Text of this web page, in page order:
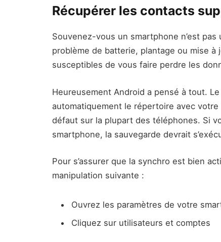
Récupérer les contacts
Souvenez-vous un smartphone n’est
problème de batterie, plantage ou mise
susceptibles de vous faire perdre les
Heureusement Android a pensé à tout.
automatiquement le répertoire avec
défaut sur la plupart des téléphones. Si
smartphone, la sauvegarde devrait
Pour s’assurer que la synchro est bien
manipulation suivante :
Ouvrez les paramètres de votre
Cliquez sur utilisateurs et comptes